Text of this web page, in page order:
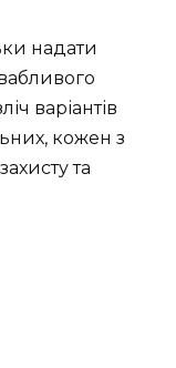
надати
варіантів
кожен з
та